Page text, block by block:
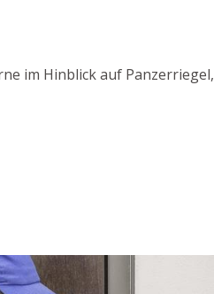
im Hinblick auf Panzerriegel,